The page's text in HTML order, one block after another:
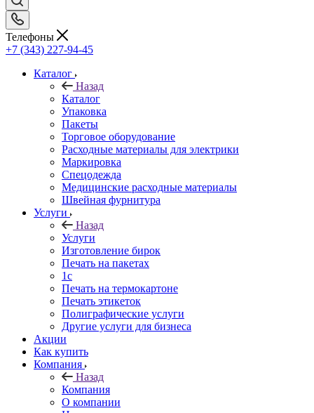
Телефоны
+7 (343) 227-94-45
Каталог
Назад
Каталог
Упаковка
Пакеты
Торговое оборудование
Расходные материалы для электрики
Маркировка
Спецодежда
Медицинские расходные материалы
Швейная фурнитура
Услуги
Назад
Услуги
Изготовление бирок
Печать на пакетах
1c
Печать на термокартоне
Печать этикеток
Полиграфические услуги
Другие услуги для бизнеса
Акции
Как купить
Компания
Назад
Компания
О компании